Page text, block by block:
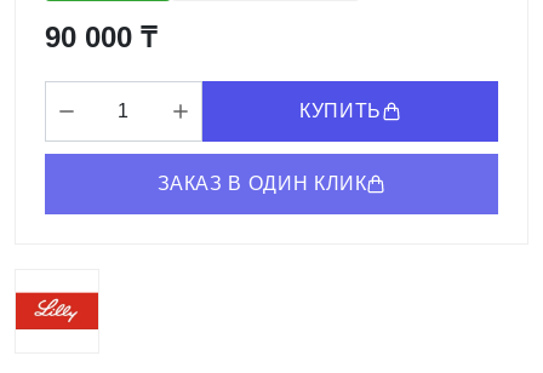
90 000 ₸
КУПИТЬ
ЗАКАЗ В ОДИН КЛИК